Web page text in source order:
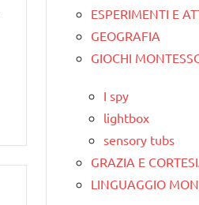
ESPERIMENTI E
GEOGRAFIA
GIOCHI
I spy
lightbox
sensory tubs
GRAZIA E
LINGUAGGIO